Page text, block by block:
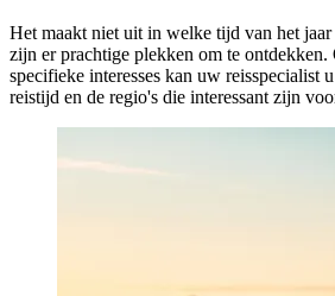
Het maakt niet uit in welke tijd van het
zijn er prachtige plekken om te ontdekken.
specifieke interesses kan uw reisspecialist
reistijd en de regio's die interessant zijn